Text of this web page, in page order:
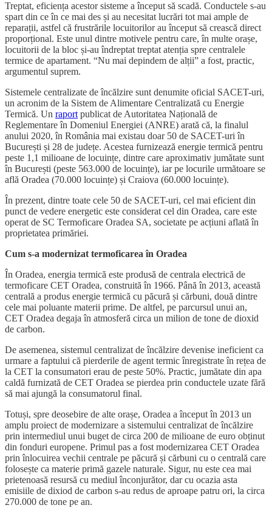
Treptat, eficiența acestor sisteme a început să scadă. Conductele s-au
spart din ce în ce mai des și au necesitat lucrări tot mai ample de
reparații, astfel că frustrările locuitorilor au început să crească direct
proporțional. Este unul dintre motivele pentru care, în multe orașe,
locuitorii de la bloc și-au îndreptat treptat atenția spre centralele
termice de apartament. “Nu mai depindem de alții” a fost, practic,
argumentul suprem.
Sistemele centralizate de încălzire sunt denumite oficial SACET-uri,
un acronim de la Sistem de Alimentare Centralizată cu Energie
Termică. Un raport publicat de Autoritatea Națională de
Reglementare în Domeniul Energiei (ANRE) arată că, la finalul
anului 2020, în România mai existau doar 50 de SACET-uri în
București și 28 de județe. Acestea furnizează energie termică pentru
peste 1,1 milioane de locuințe, dintre care aproximativ jumătate sunt
în București (peste 563.000 de locuințe), iar pe locurile următoare se
află Oradea (70.000 locuințe) și Craiova (60.000 locuințe).
În prezent, dintre toate cele 50 de SACET-uri, cel mai eficient din
punct de vedere energetic este considerat cel din Oradea, care este
operat de SC Termoficare Oradea SA, societate pe acțiuni aflată în
proprietatea primăriei.
Cum s-a modernizat termoficarea în Oradea
În Oradea, energia termică este produsă de centrala electrică de
termoficare CET Oradea, construită în 1966. Până în 2013, această
centrală a produs energie termică cu păcură și cărbuni, două dintre
cele mai poluante materii prime. De altfel, pe parcursul unui an,
CET Oradea degaja în atmosferă circa un milion de tone de dioxid
de carbon.
De asemenea, sistemul centralizat de încălzire devenise ineficient ca
urmare a faptului că pierderile de agent termic înregistrate în rețea de
la CET la consumatori erau de peste 50%. Practic, jumătate din apa
caldă furnizată de CET Oradea se pierdea prin conductele uzate fără
să mai ajungă la consumatorul final.
Totuși, spre deosebire de alte orașe, Oradea a început în 2013 un
amplu proiect de modernizare a sistemului centralizat de încălzire
prin intermediul unui buget de circa 200 de milioane de euro obținut
din fonduri europene. Primul pas a fost modernizarea CET Oradea
prin înlocuirea vechii centrale pe păcură și cărbuni cu o centrală care
folosește ca materie primă gazele naturale. Sigur, nu este cea mai
prietenoasă resursă cu mediul înconjurător, dar cu ocazia asta
emisiile de dixiod de carbon s-au redus de aproape patru ori, la circa
270.000 de tone pe an.